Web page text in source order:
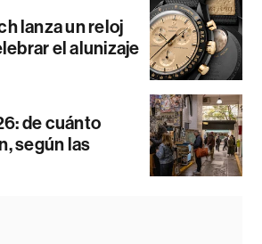
lanza un reloj
el alunizaje
de cuánto
según las